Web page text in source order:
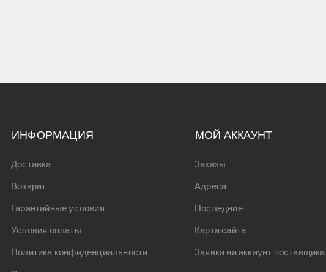
ИНФОРМАЦИЯ
Доставка
Возврат
Гарантийные условия
Условия оплаты
Политика конфиденциальности
МОЙ АККАУНТ
Заказы
Адреса
Последние
Карта сайта
Заявка на аккаунт поставщика